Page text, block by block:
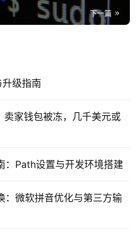
下一篇
级指南
家钱包被冻，几千美元或
Path设置与开发环境搭建
微软拼音优化与第三方输